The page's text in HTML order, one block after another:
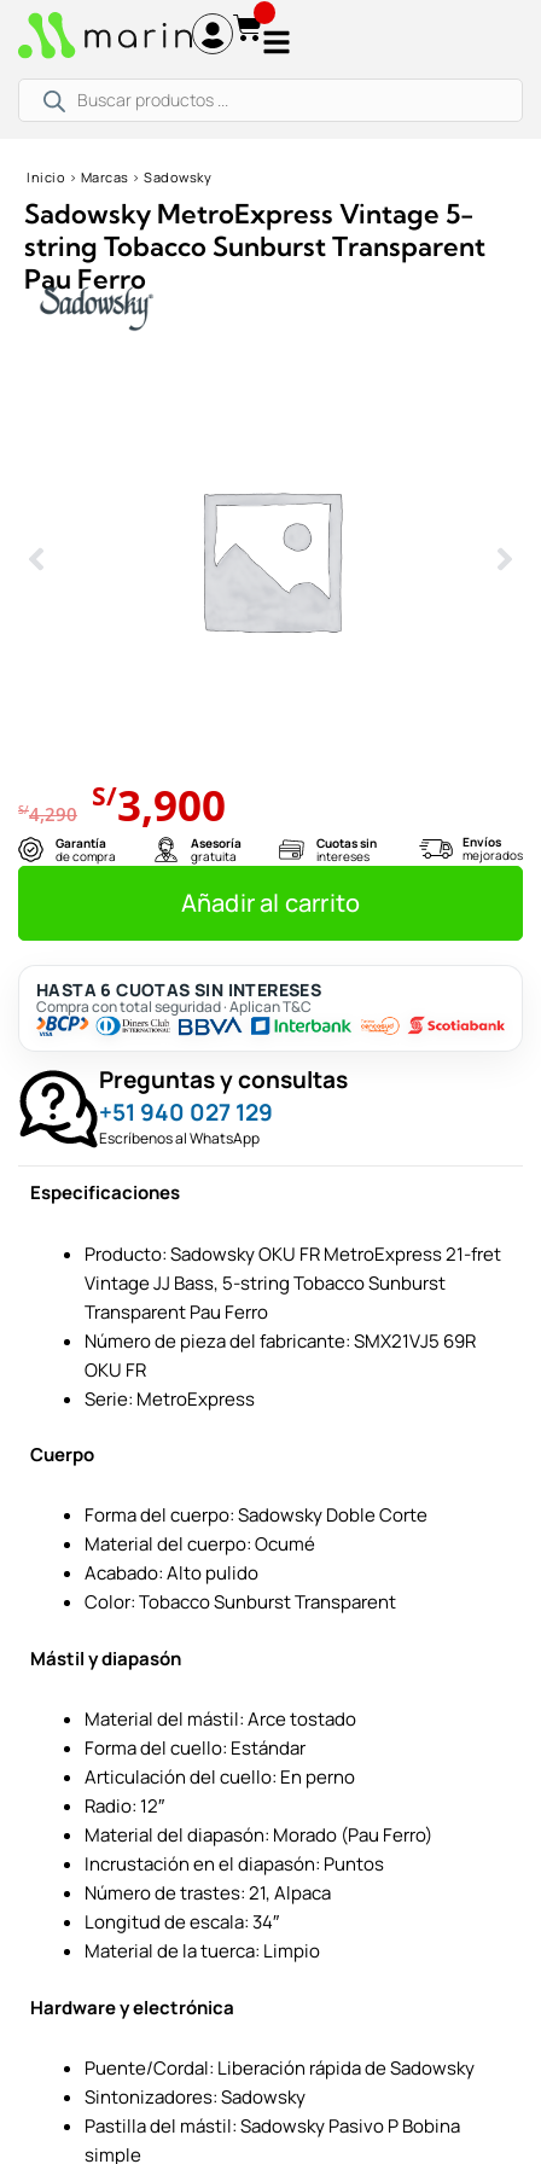
productos
Inicio › Marcas › Sadowsky
Sadowsky MetroExpress Vintage 5-
string Tobacco Sunburst Transparent
Pau Ferro
S/4,290 El
precio
original
era:
S/4,290.
S/3,900precio
actual
es:
S/3,900.
Garantía
de compra
Asesoría
gratuita
Cuotas sin
intereses
Envíos
mejorados
Añadir al carrito
HASTA 6 CUOTAS SIN INTERESES
Compra con total seguridad · Aplican T&C
Preguntas y consultas
+51 940 027 129
Escríbenos al WhatsApp
Especificaciones
Producto: Sadowsky OKU FR MetroExpress 21-fret
Vintage JJ Bass, 5-string Tobacco Sunburst
Transparent Pau Ferro
Número de pieza del fabricante: SMX21VJ5 69R
OKU FR
Serie: MetroExpress
Cuerpo
Forma del cuerpo: Sadowsky Doble Corte
Material del cuerpo: Ocumé
Acabado: Alto pulido
Color: Tobacco Sunburst Transparent
Mástil y diapasón
Material del mástil: Arce tostado
Forma del cuello: Estándar
Articulación del cuello: En perno
Radio: 12″
Material del diapasón: Morado (Pau Ferro)
Incrustación en el diapasón: Puntos
Número de trastes: 21, Alpaca
Longitud de escala: 34″
Material de la tuerca: Limpio
Hardware y electrónica
Puente/Cordal: Liberación rápida de Sadowsky
Sintonizadores: Sadowsky
Pastilla del mástil: Sadowsky Pasivo P Bobina
simple